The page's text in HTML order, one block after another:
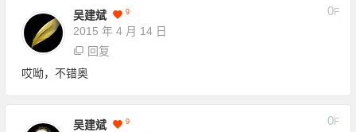
吴建斌 9
2015 年 4 月 14 日
0F
回复
哎呦，不错奥
吴建斌 9 0F